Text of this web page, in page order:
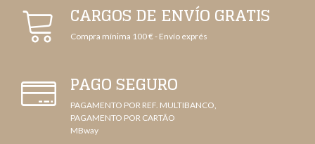
CARGOS DE ENVÍO GRATIS
Compra mínima 100 € - Envío exprés
PAGO SEGURO
PAGAMENTO POR REF. MULTIBANCO,
PAGAMENTO POR CARTÃO
MBway